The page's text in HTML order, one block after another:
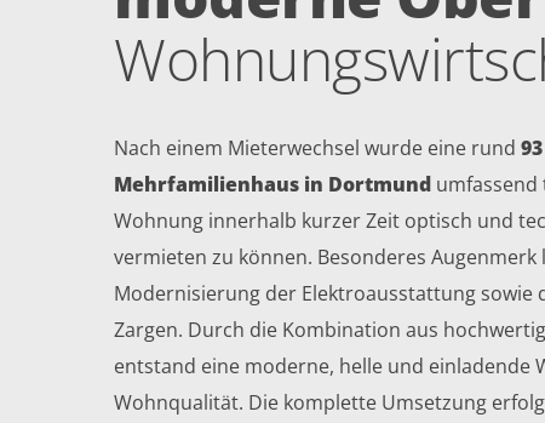
Nach einem Mieterwechsel wurde eine rund
Mehrfamilienhaus in Dortmund umfassend
Wohnung innerhalb kurzer Zeit optisch und
vermieten zu können. Besonderes
Modernisierung der Elektroausstattung
Zargen. Durch die Kombination aus
entstand eine moderne, helle und einladende
Wohnqualität. Die komplette Umsetzung